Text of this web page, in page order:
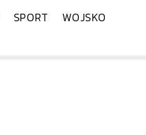
SPORT WOJSKO